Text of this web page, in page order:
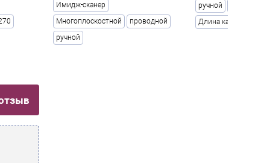
Имидж-сканер
Многоплоскостной
проводной
ручной
ручной
Длина кабеля, м